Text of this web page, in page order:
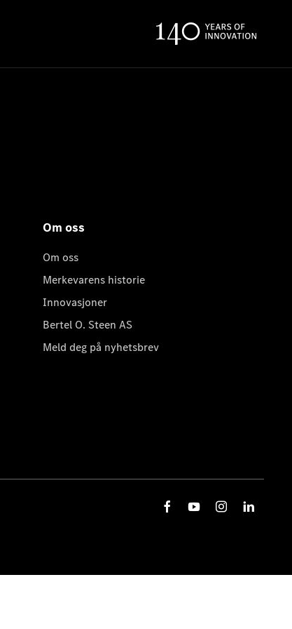
Om oss
Om oss
Merkevarens historie
Innovasjoner
Bertel O. Steen AS
Meld deg på nyhetsbrev